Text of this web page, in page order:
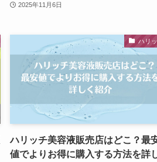
2025年11月6日
ハリ
ハリッチ美容液販売店はどこ？最
値でよりお得に購入する方法を詳